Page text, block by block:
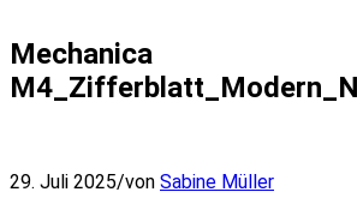
Mechanica
29. Juli 2025/von Sabine Müller